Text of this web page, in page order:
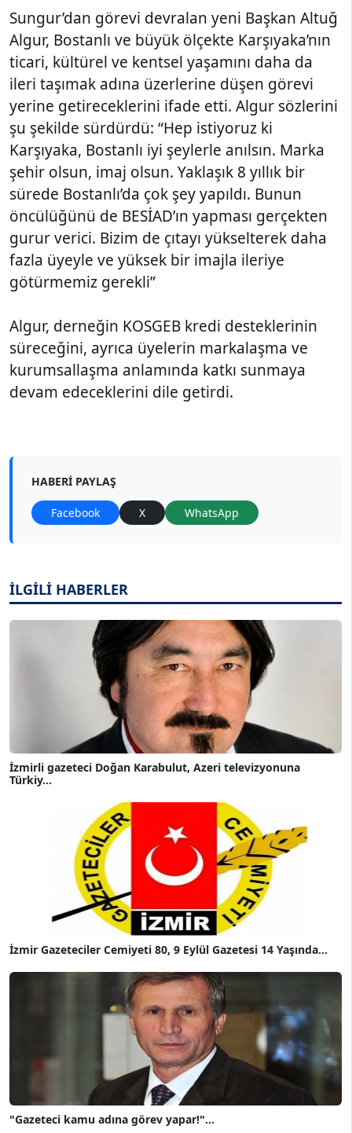
Sungur’dan görevi devralan yeni Başkan Altuğ
Algur, Bostanlı ve büyük ölçekte Karşıyaka’nın
ticari, kültürel ve kentsel yaşamını daha da
ileri taşımak adına üzerlerine düşen görevi
yerine getireceklerini ifade etti. Algur sözlerini
şu şekilde sürdürdü: “Hep istiyoruz ki
Karşıyaka, Bostanlı iyi şeylerle anılsın. Marka
şehir olsun, imaj olsun. Yaklaşık 8 yıllık bir
sürede Bostanlı’da çok şey yapıldı. Bunun
öncülüğünü de BESİAD’ın yapması gerçekten
gurur verici. Bizim de çıtayı yükselterek daha
fazla üyeyle ve yüksek bir imajla ileriye
götürmemiz gerekli”
Algur, derneğin KOSGEB kredi desteklerinin
süreceğini, ayrıca üyelerin markalaşma ve
kurumsallaşma anlamında katkı sunmaya
devam edeceklerini dile getirdi.
HABERI PAYLAŞ
Facebook X WhatsApp
İLGİLİ HABERLER
İzmirli gazeteci Doğan Karabulut, Azeri televizyonuna
Türkiy...
İzmir Gazeteciler Cemiyeti 80, 9 Eylül Gazetesi 14 Yaşında...
"Gazeteci kamu adına görev yapar!"...